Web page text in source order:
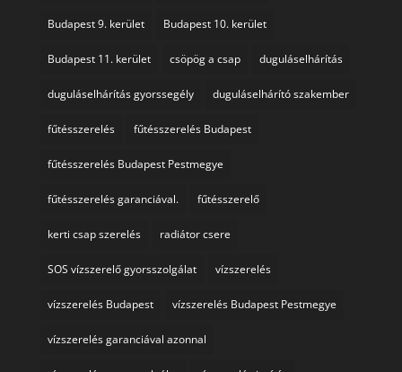
Budapest 9. kerület Budapest 10. kerület
Budapest 11. kerület csöpög a csap duguláselhárítás
duguláselhárítás gyorssegély duguláselhárító szakember
fűtésszerelés fűtésszerelés Budapest
fűtésszerelés Budapest Pestmegye
fűtésszerelés garanciával. fűtésszerelő
kerti csap szerelés radiátor csere
SOS vízszerelő gyorsszolgálat vízszerelés
vízszerelés Budapest vízszerelés Budapest Pestmegye
vízszerelés garanciával azonnal